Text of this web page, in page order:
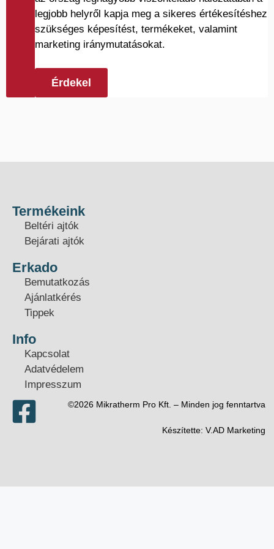
legjobb helyről kapja meg a sikeres értékesítéshez
szükséges képesítést, termékeket, valamint
marketing iránymutatásokat.
Érdekel
Termékeink
Beltéri ajtók
Bejárati ajtók
Erkado
Bemutatkozás
Ajánlatkérés
Tippek
Info
Kapcsolat
Adatvédelem
Impresszum
©2026 Mikratherm Pro Kft. – Minden jog fenntartva​
Készítette: V.AD Marketing